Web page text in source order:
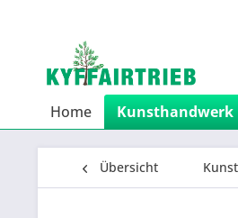
Home Kunsthandwerk
Übersicht